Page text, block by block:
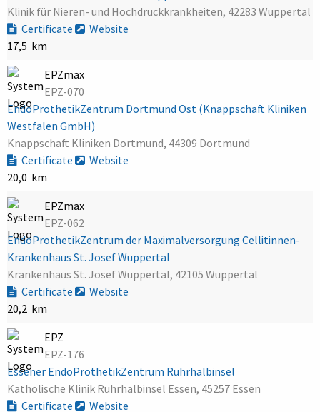
Klinik für Nieren- und Hochdruckkrankheiten, 42283 Wuppertal
Certificate
Website
17,5 km
EPZmax
EPZ-070
EndoProthetikZentrum Dortmund Ost (Knappschaft Kliniken
Westfalen GmbH)
Knappschaft Kliniken Dortmund, 44309 Dortmund
Certificate
Website
20,0 km
EPZmax
EPZ-062
EndoProthetikZentrum der Maximalversorgung Cellitinnen-
Krankenhaus St. Josef Wuppertal
Krankenhaus St. Josef Wuppertal, 42105 Wuppertal
Certificate
Website
20,2 km
EPZ
EPZ-176
Essener EndoProthetikZentrum Ruhrhalbinsel
Katholische Klinik Ruhrhalbinsel Essen, 45257 Essen
Certificate
Website